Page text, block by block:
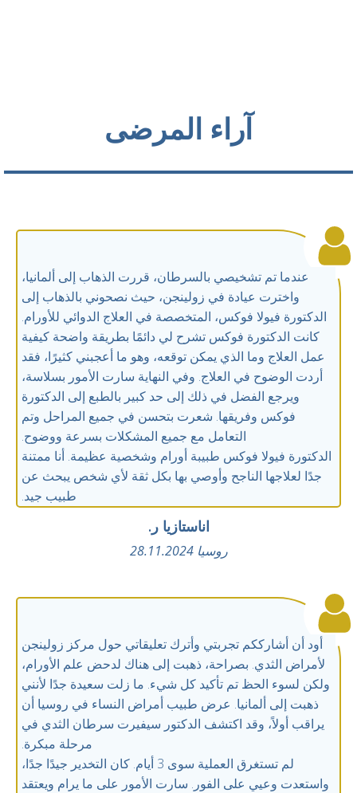
آراء المرضى
عندما تم تشخيصي بالسرطان، قررت الذهاب إلى ألمانيا،
واخترت عيادة في زولينجن، حيث نصحوني بالذهاب إلى
الدكتورة فيولا فوكس، المتخصصة في العلاج الدوائي للأورام.
كانت الدكتورة فوكس تشرح لي دائمًا بطريقة واضحة كيفية
عمل العلاج وما الذي يمكن توقعه، وهو ما أعجبني كثيرًا، فقد
أردت الوضوح في العلاج. وفي النهاية سارت الأمور بسلاسة،
ويرجع الفضل في ذلك إلى حد كبير بالطبع إلى الدكتورة
فوكس وفريقها. شعرت بتحسن في جميع المراحل وتم
التعامل مع جميع المشكلات بسرعة ووضوح.
الدكتورة فيولا فوكس طبيبة أورام وشخصية عظيمة. أنا ممتنة
جدًا لعلاجها الناجح وأوصي بها بكل ثقة لأي شخص يبحث عن
طبيب جيد.
اناستازيا ر.
روسيا 28.11.2024
أود أن أشارككم تجربتي وأترك تعليقاتي حول مركز زولينجن
لأمراض الثدي. بصراحة، ذهبت إلى هناك لدحض علم الأورام،
ولكن لسوء الحظ تم تأكيد كل شيء. ما زلت سعيدة جدًا لأنني
ذهبت إلى ألمانيا. عرض طبيب أمراض النساء في روسيا أن
يراقب أولاً، وقد اكتشف الدكتور سيفيرت سرطان الثدي في
مرحلة مبكرة.
لم تستغرق العملية سوى 3 أيام. كان التخدير جيدًا جدًا،
واستعدت وعيي على الفور. سارت الأمور على ما يرام ويعتقد